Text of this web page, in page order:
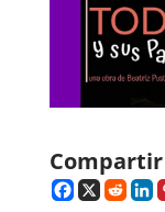
Compartir